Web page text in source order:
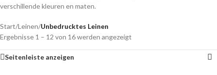
verschillende kleuren en maten.
Start/Leinen/Unbedrucktes Leinen
Ergebnisse 1 – 12 von 16 werden angezeigt
Seitenleiste anzeigen